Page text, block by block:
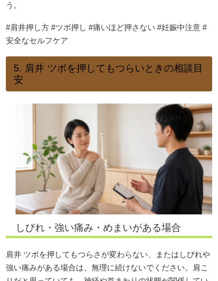
う。
#肩井押し方 #ツボ押し #痛いほど押さない #妊娠中注意 #
安全なセルフケア
5. 肩井 ツボを押してもつらいときの相談目
安
しびれ・強い痛み・めまいがある場合
肩井 ツボを押してもつらさが変わらない、またはしびれや
強い痛みがある場合は、無理に続けないでください。肩こ